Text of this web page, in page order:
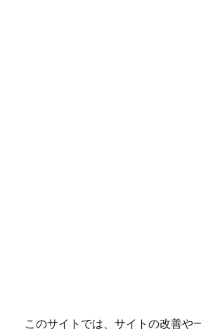
このサイトでは、サイトの改善や